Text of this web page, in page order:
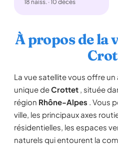
18 naiss. · 10 décès
À propos de la
La vue satellite vous offre
unique deCrottet , située
région Rhône-Alpes . Vous
ville, les principaux axes
résidentielles, les espaces
naturels qui entourent la